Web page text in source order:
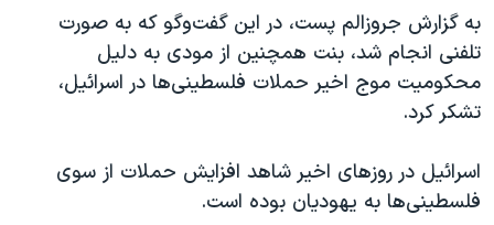
چهل سال گروگان‌گیری
قانون شفافیت دارائی کادر رهبری ایران
اعتراضات مردمی آبان ۹۸
نرگس محمدی برنده جایزه نوبل صلح
به گزارش جروزالم پست، در این گفت‌‌و‌گو که به صورت
تلفنی انجام شد، بنت همچنین از مودی به دلیل
محکومیت موج اخیر حملات فلسطینی‌ها در اسرائیل،
تشکر کرد.
اسرائيل در روزهای اخیر شاهد افزایش حملات از سوی
فلسطینی‌ها به یهودیان بوده است.